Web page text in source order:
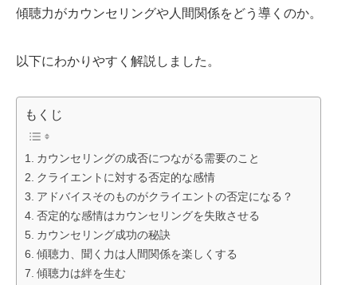
傾聴力がカウンセリングや人間関係をどう導くのか。
以下にわかりやすく解説しました。
もくじ
カウンセリングの成否につながる需要のこと
クライエントに対する否定的な感情
アドバイスそのものがクライエントの否定になる？
否定的な感情はカウンセリングを失敗させる
カウンセリング成功の秘訣
傾聴力、聞く力は人間関係を楽しくする
傾聴力は絆を生む